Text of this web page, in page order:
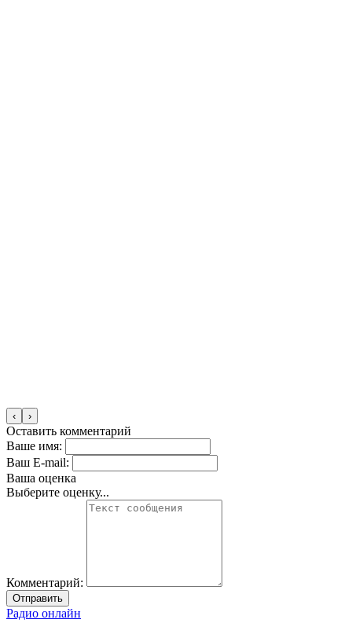
‹ ›
Оставить комментарий
Ваше имя:
Ваш E-mail:
Ваша оценка
Выберите оценку...
Комментарий:
Отправить
Радио онлайн